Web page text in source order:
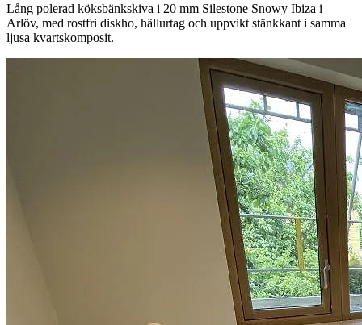
Lång polerad köksbänkskiva i 20 mm Silestone Snowy Ibiza i
Arlöv, med rostfri diskho, hällurtag och uppvikt stänkkant i samma
ljusa kvartskomposit.